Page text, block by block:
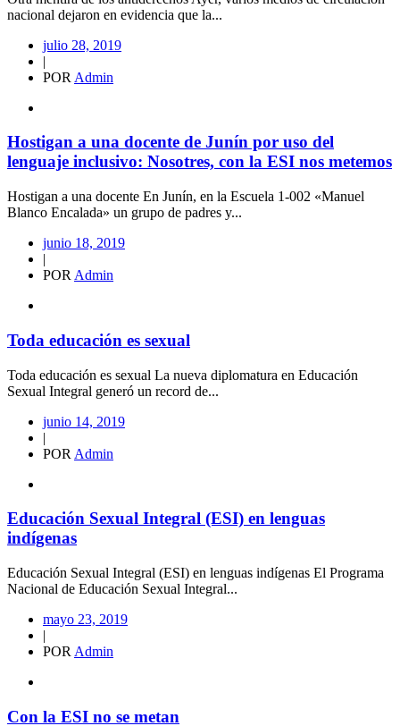
nacional dejaron en evidencia que la...
julio 28, 2019
|
POR Admin
Hostigan a una docente de Junín por uso del
lenguaje inclusivo: Nosotres, con la ESI nos metemos
Hostigan a una docente En Junín, en la Escuela 1-002 «Manuel
Blanco Encalada» un grupo de padres y...
junio 18, 2019
|
POR Admin
Toda educación es sexual
Toda educación es sexual La nueva diplomatura en Educación
Sexual Integral generó un record de...
junio 14, 2019
|
POR Admin
Educación Sexual Integral (ESI) en lenguas
indígenas
Educación Sexual Integral (ESI) en lenguas indígenas El Programa
Nacional de Educación Sexual Integral...
mayo 23, 2019
|
POR Admin
Con la ESI no se metan